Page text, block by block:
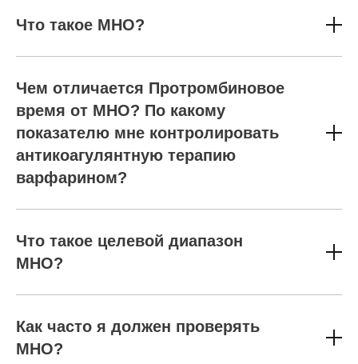
Что такое МНО?
Чем отличается Протромбиновое
время от МНО? По какому
показателю мне контролировать
антикоагулянтную терапию
варфарином?
Что такое целевой диапазон
МНО?
Как часто я должен проверять
МНО?